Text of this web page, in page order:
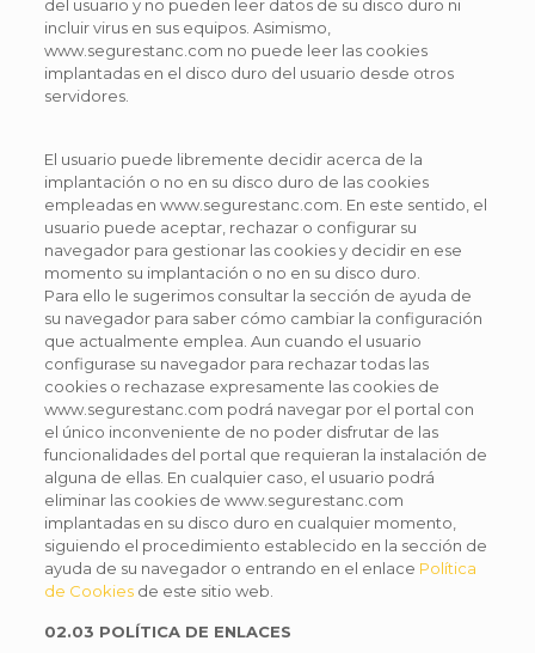
del usuario y no pueden leer datos de su disco duro ni
incluir virus en sus equipos. Asimismo,
www.segurestanc.com no puede leer las cookies
implantadas en el disco duro del usuario desde otros
servidores.
El usuario puede libremente decidir acerca de la
implantación o no en su disco duro de las cookies
empleadas en www.segurestanc.com. En este sentido, el
usuario puede aceptar, rechazar o configurar su
navegador para gestionar las cookies y decidir en ese
momento su implantación o no en su disco duro.
Para ello le sugerimos consultar la sección de ayuda de
su navegador para saber cómo cambiar la configuración
que actualmente emplea. Aun cuando el usuario
configurase su navegador para rechazar todas las
cookies o rechazase expresamente las cookies de
www.segurestanc.com podrá navegar por el portal con
el único inconveniente de no poder disfrutar de las
funcionalidades del portal que requieran la instalación de
alguna de ellas. En cualquier caso, el usuario podrá
eliminar las cookies de www.segurestanc.com
implantadas en su disco duro en cualquier momento,
siguiendo el procedimiento establecido en la sección de
ayuda de su navegador o entrando en el enlace Política
de Cookies de este sitio web.
02.03 POLÍTICA DE ENLACES